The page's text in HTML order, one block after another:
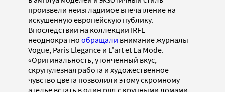
произвели неизгладимое впечатление на
искушенную европейскую публику.
Впоследствии на коллекции IRFE
неоднократно обращали внимание журналы
Vogue, Paris Elegance и L'art et La Mode.
«Оригинальность, утонченный вкус,
скрупулезная работа и художественное
чувство цвета позволили этому скромному